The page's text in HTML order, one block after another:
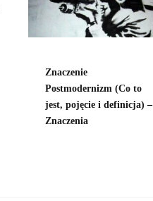
Znaczenie
Postmodernizm (Co to
jest, pojęcie i definicja) –
Znaczenia